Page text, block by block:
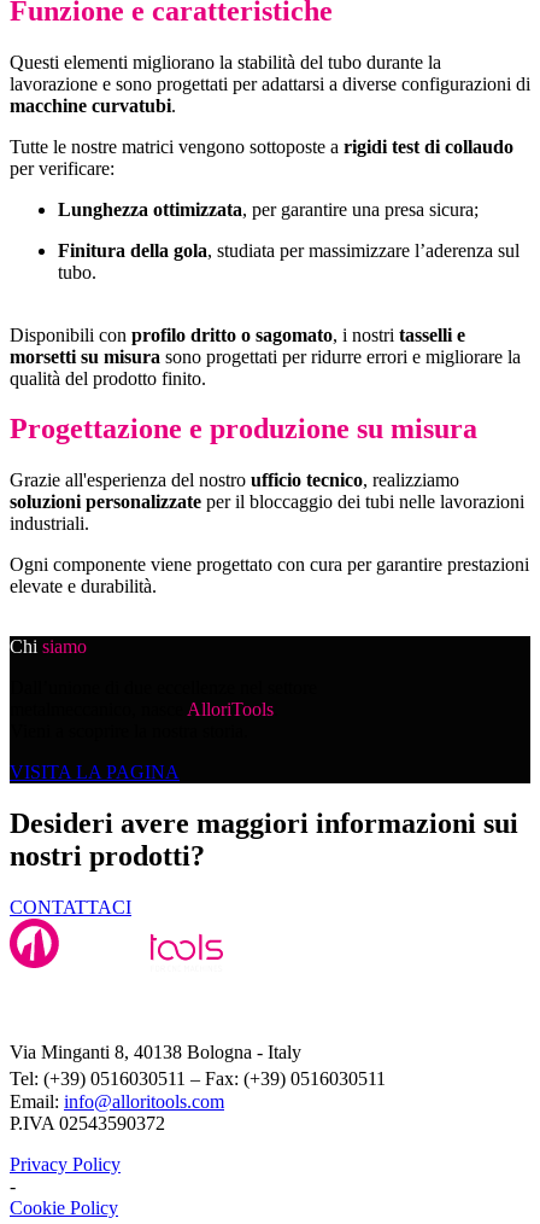
Funzione e caratteristiche
Questi elementi migliorano la stabilità del tubo durante la
lavorazione e sono progettati per adattarsi a diverse configurazioni di
macchine curvatubi.
Tutte le nostre matrici vengono sottoposte a rigidi test di collaudo
per verificare:
Lunghezza ottimizzata, per garantire una presa sicura;
Finitura della gola, studiata per massimizzare l’aderenza sul
tubo.
Disponibili con profilo dritto o sagomato, i nostri tasselli e
morsetti su misura sono progettati per ridurre errori e migliorare la
qualità del prodotto finito.
Progettazione e produzione su misura
Grazie all'esperienza del nostro ufficio tecnico, realizziamo
soluzioni personalizzate per il bloccaggio dei tubi nelle lavorazioni
industriali.
Ogni componente viene progettato con cura per garantire prestazioni
elevate e durabilità.
Chi siamo
AlloriTools
VISITA LA PAGINA
Desideri avere maggiori informazioni sui
nostri prodotti?
CONTATTACI
Via Minganti 8, 40138 Bologna - Italy
Tel: (+39) 0516030511 – Fax: (+39) 0516030511
Email: info@alloritools.com
P.IVA 02543590372
Privacy Policy
-
Cookie Policy